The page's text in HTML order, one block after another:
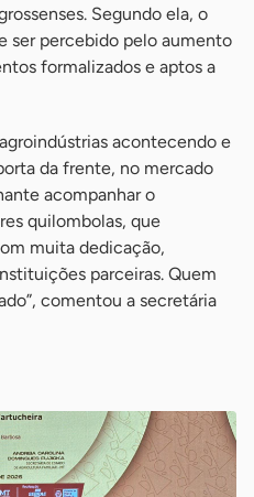
Segundo ela, o
ser percebido pelo aumento
formalizados e aptos a
acontecendo e
da frente, no mercado
acompanhar o
quilombolas, que
muita dedicação,
parceiras. Quem
comentou a secretária